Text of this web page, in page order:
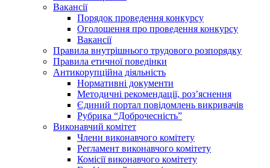
Вакансії
Порядок проведення конкурсу
Оголошення про проведення конкурсу
Вакансії
Правила внутрішнього трудового розпорядку
Правила етичної поведінки
Антикорупційна діяльність
Нормативні документи
Методичні рекомендації, роз’яснення
Єдиний портал повідомлень викривачів
Рубрика “Доброчесність”
Виконавчий комітет
Члени виконавчого комітету
Регламент виконавчого комітету
Комісії виконавчого комітету